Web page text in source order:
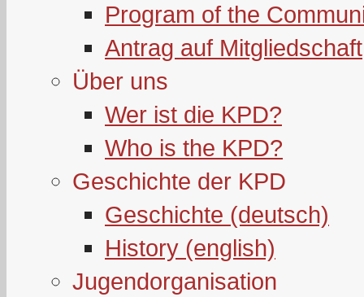
Program of the
Antrag auf Mitgliedschaft
Über uns
Wer ist die KPD?
Who is the KPD?
Geschichte der KPD
Geschichte (deutsch)
History (english)
Jugendorganisation